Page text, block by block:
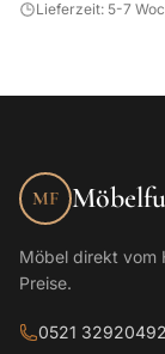
Lieferzeit: 5-7
MF
Möbel direkt vom
Preise.
0521 32920492